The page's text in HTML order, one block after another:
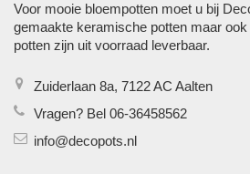
Voor mooie bloempotten moet u bij
gemaakte keramische potten maar
potten zijn uit voorraad leverbaar.
Zuiderlaan 8a, 7122 AC Aalten
Vragen? Bel 06-36458562
info@decopots.nl